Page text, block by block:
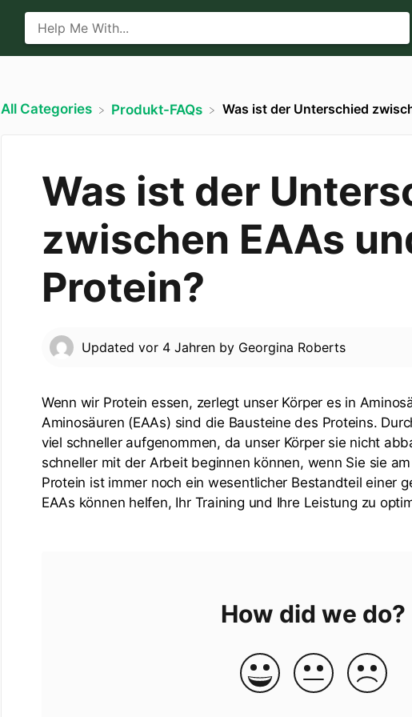
All Categories ​Produkt-FAQs Was ist der Unterschied
Was ist der
zwischen EAAs
Protein?
Updated vor 4 Jahren by Georgina Roberts
Wenn wir Protein essen, zerlegt unser Körper es in
Aminosäuren (EAAs) sind die Bausteine des Proteins.
viel schneller aufgenommen, da unser Körper sie nicht
schneller mit der Arbeit beginnen können, wenn Sie sie
Protein ist immer noch ein wesentlicher Bestandteil einer
EAAs können helfen, Ihr Training und Ihre Leistung zu
How did we do?